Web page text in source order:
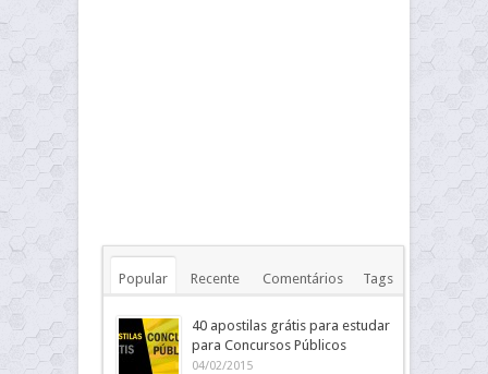
Popular Recente Comentários Tags
40 apostilas grátis para estudar
para Concursos Públicos
04/02/2015